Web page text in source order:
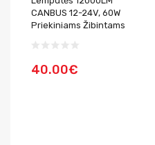
CANBUS 12-24V, 60W
Priekiniams Žibintams
40.00€